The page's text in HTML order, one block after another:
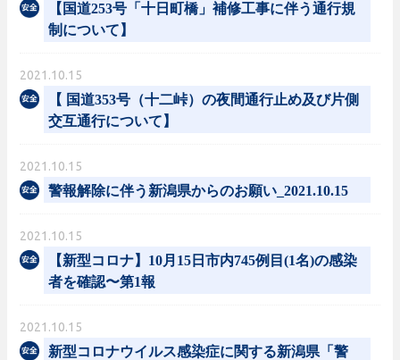
【国道253号「十日町橋」補修工事に伴う通行規
制について】
2021.10.15
【 国道353号（十二峠）の夜間通行止め及び片側
交互通行について】
2021.10.15
警報解除に伴う新潟県からのお願い_2021.10.15
2021.10.15
【新型コロナ】10月15日市内745例目(1名)の感染
者を確認〜第1報
2021.10.15
新型コロナウイルス感染症に関する新潟県「警